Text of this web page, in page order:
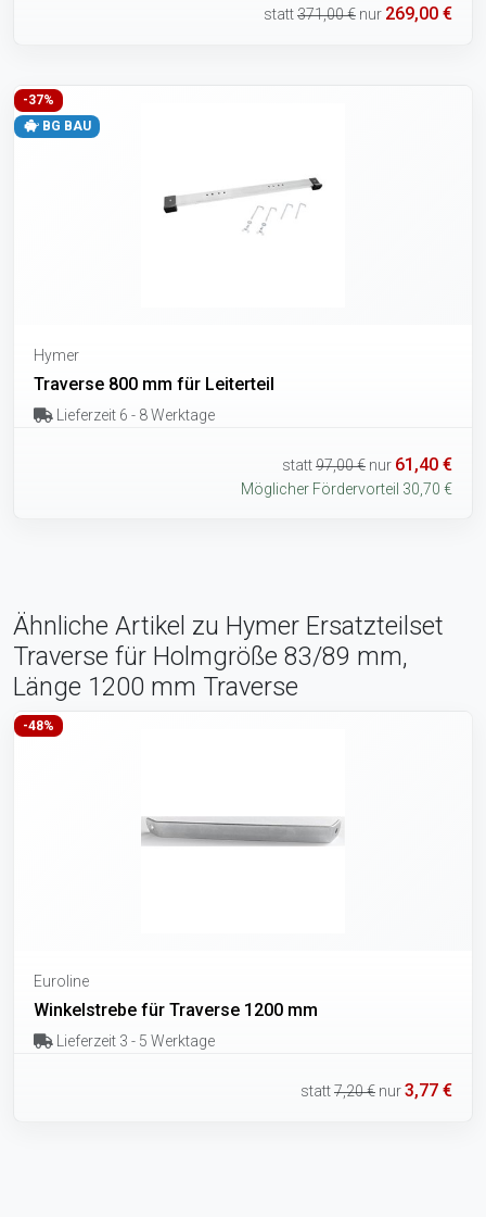
statt371,00 € nur 269,00 €
-37%
BG BAU
Hymer
Traverse 800 mm für Leiterteil
Lieferzeit 6 - 8 Werktage
statt97,00 € nur 61,40 €
Möglicher Fördervorteil 30,70 €
Ähnliche Artikel zu Hymer Ersatzteilset
Traverse für Holmgröße 83/89 mm,
Länge 1200 mm Traverse
-48%
Euroline
Winkelstrebe für Traverse 1200 mm
Lieferzeit 3 - 5 Werktage
statt7,20 € nur3,77 €